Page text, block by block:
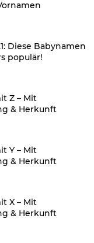
Diese Babynamen
populär!
Z – Mit
& Herkunft
Y – Mit
& Herkunft
X – Mit
& Herkunft